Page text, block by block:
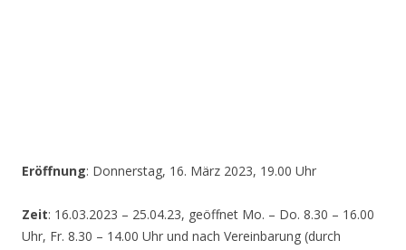
Eröffnung: Donnerstag, 16. März 2023, 19.00 Uhr
Zeit: 16.03.2023 – 25.04.23, geöffnet Mo. – Do. 8.30 – 16.00
Uhr, Fr. 8.30 – 14.00 Uhr und nach Vereinbarung (durch